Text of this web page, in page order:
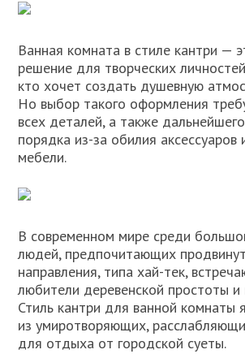
Ванная комната в стиле кантри —
решение для творческих
кто хочет создать душевную
Но выбор такого оформления
всех деталей, а также
порядка из-за обилия аксессуаров
мебели.
В современном мире среди
людей, предпочитающих
направления, типа хай-тек,
любители деревенской простоты и
Стиль кантри для ванной комнаты
из умиротворяющих,
для отдыха от городской суеты.